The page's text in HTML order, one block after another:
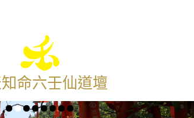
命六壬仙道壇